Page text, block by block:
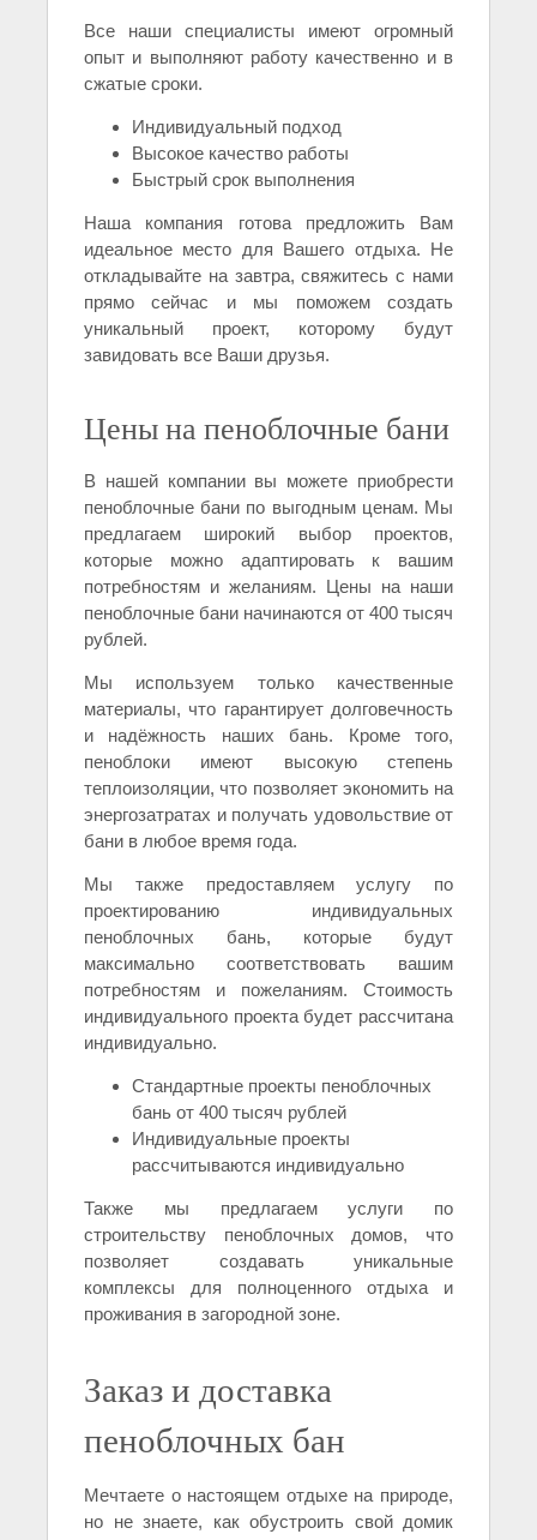
Все наши специалисты имеют огромный
опыт и выполняют работу качественно и в
сжатые сроки.
Индивидуальный подход
Высокое качество работы
Быстрый срок выполнения
Наша компания готова предложить Вам
идеальное место для Вашего отдыха. Не
откладывайте на завтра, свяжитесь с нами
прямо сейчас и мы поможем создать
уникальный проект, которому будут
завидовать все Ваши друзья.
Цены на пеноблочные бани
В нашей компании вы можете приобрести
пеноблочные бани по выгодным ценам. Мы
предлагаем широкий выбор проектов,
которые можно адаптировать к вашим
потребностям и желаниям. Цены на наши
пеноблочные бани начинаются от 400 тысяч
рублей.
Мы используем только качественные
материалы, что гарантирует долговечность
и надёжность наших бань. Кроме того,
пеноблоки имеют высокую степень
теплоизоляции, что позволяет экономить на
энергозатратах и получать удовольствие от
бани в любое время года.
Мы также предоставляем услугу по
проектированию индивидуальных
пеноблочных бань, которые будут
максимально соответствовать вашим
потребностям и пожеланиям. Стоимость
индивидуального проекта будет рассчитана
индивидуально.
Стандартные проекты пеноблочных
бань от 400 тысяч рублей
Индивидуальные проекты
рассчитываются индивидуально
Также мы предлагаем услуги по
строительству пеноблочных домов, что
позволяет создавать уникальные
комплексы для полноценного отдыха и
проживания в загородной зоне.
Заказ и доставка
пеноблочных бан
Мечтаете о настоящем отдыхе на природе,
но не знаете, как обустроить свой домик